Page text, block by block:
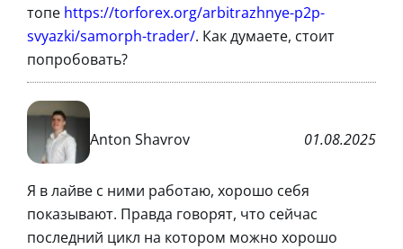
топе https://torforex.org/arbitrazhnye-p2p-
svyazki/samorph-trader/. Как думаете, стоит
попробовать?
Anton Shavrov 01.08.2025
Я в лайве с ними работаю, хорошо себя
показывают. Правда говорят, что сейчас
последний цикл на котором можно хорошо